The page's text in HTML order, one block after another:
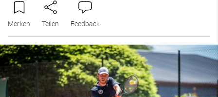
Merken Teilen Feedback